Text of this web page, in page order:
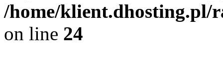
/home/klient.dhosting.pl/
on line 24